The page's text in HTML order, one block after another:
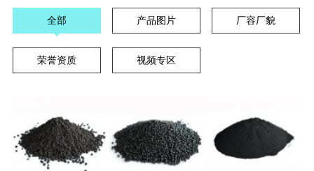
全部 产品图片 厂容厂貌
荣誉资质 视频专区